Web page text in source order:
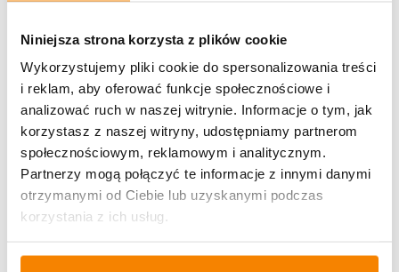
Niniejsza strona korzysta z plików cookie
Wykorzystujemy pliki cookie do spersonalizowania treści
i reklam, aby oferować funkcje społecznościowe i
analizować ruch w naszej witrynie. Informacje o tym, jak
korzystasz z naszej witryny, udostępniamy partnerom
społecznościowym, reklamowym i analitycznym.
Partnerzy mogą połączyć te informacje z innymi danymi
otrzymanymi od Ciebie lub uzyskanymi podczas
korzystania z ich usług.
Potrzebujesz większą ilość? Zapraszamy do naszej
hurtowniiPrzejdź do hurtowni B2B
Specyfikacja
Opinie klientów